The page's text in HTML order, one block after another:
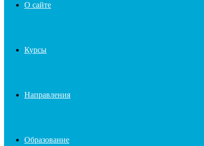
О сайте
Курсы
Направления
Образование